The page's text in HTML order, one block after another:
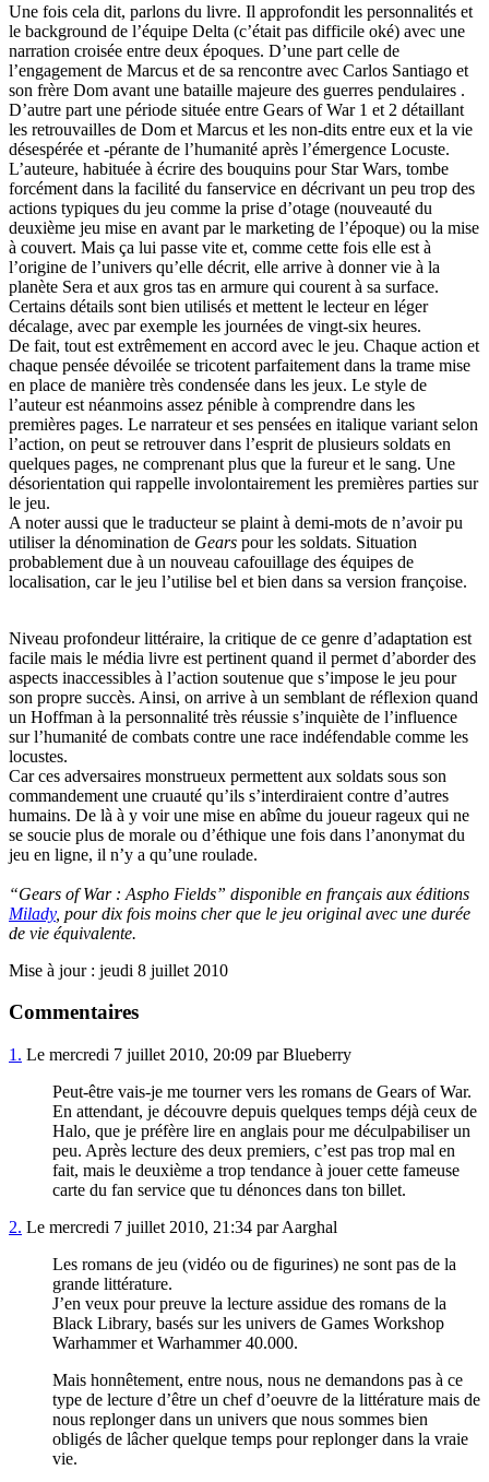
Une fois cela dit, parlons du livre. Il approfondit les personnalités et
le background de l’équipe Delta (c’était pas difficile oké) avec une
narration croisée entre deux époques. D’une part celle de
l’engagement de Marcus et de sa rencontre avec Carlos Santiago et
son frère Dom avant une bataille majeure des guerres pendulaires .
D’autre part une période située entre Gears of War 1 et 2 détaillant
les retrouvailles de Dom et Marcus et les non-dits entre eux et la vie
désespérée et -pérante de l’humanité après l’émergence Locuste.
L’auteure, habituée à écrire des bouquins pour Star Wars, tombe
forcément dans la facilité du fanservice en décrivant un peu trop des
actions typiques du jeu comme la prise d’otage (nouveauté du
deuxième jeu mise en avant par le marketing de l’époque) ou la mise
à couvert. Mais ça lui passe vite et, comme cette fois elle est à
l’origine de l’univers qu’elle décrit, elle arrive à donner vie à la
planète Sera et aux gros tas en armure qui courent à sa surface.
Certains détails sont bien utilisés et mettent le lecteur en léger
décalage, avec par exemple les journées de vingt-six heures.
De fait, tout est extrêmement en accord avec le jeu. Chaque action et
chaque pensée dévoilée se tricotent parfaitement dans la trame mise
en place de manière très condensée dans les jeux. Le style de
l’auteur est néanmoins assez pénible à comprendre dans les
premières pages. Le narrateur et ses pensées en italique variant selon
l’action, on peut se retrouver dans l’esprit de plusieurs soldats en
quelques pages, ne comprenant plus que la fureur et le sang. Une
désorientation qui rappelle involontairement les premières parties sur
le jeu.
A noter aussi que le traducteur se plaint à demi-mots de n’avoir pu
utiliser la dénomination de Gears pour les soldats. Situation
probablement due à un nouveau cafouillage des équipes de
localisation, car le jeu l’utilise bel et bien dans sa version françoise.
Niveau profondeur littéraire, la critique de ce genre d’adaptation est
facile mais le média livre est pertinent quand il permet d’aborder des
aspects inaccessibles à l’action soutenue que s’impose le jeu pour
son propre succès. Ainsi, on arrive à un semblant de réflexion quand
un Hoffman à la personnalité très réussie s’inquiète de l’influence
sur l’humanité de combats contre une race indéfendable comme les
locustes.
Car ces adversaires monstrueux permettent aux soldats sous son
commandement une cruauté qu’ils s’interdiraient contre d’autres
humains. De là à y voir une mise en abîme du joueur rageux qui ne
se soucie plus de morale ou d’éthique une fois dans l’anonymat du
jeu en ligne, il n’y a qu’une roulade.
“Gears of War : Aspho Fields” disponible en français aux éditions
Milady, pour dix fois moins cher que le jeu original avec une durée
de vie équivalente.
Mise à jour : jeudi 8 juillet 2010
Commentaires
1. Le mercredi 7 juillet 2010, 20:09 par Blueberry
Peut-être vais-je me tourner vers les romans de Gears of War.
En attendant, je découvre depuis quelques temps déjà ceux de
Halo, que je préfère lire en anglais pour me déculpabiliser un
peu. Après lecture des deux premiers, c’est pas trop mal en
fait, mais le deuxième a trop tendance à jouer cette fameuse
carte du fan service que tu dénonces dans ton billet.
2. Le mercredi 7 juillet 2010, 21:34 par Aarghal
Les romans de jeu (vidéo ou de figurines) ne sont pas de la
grande littérature.
J’en veux pour preuve la lecture assidue des romans de la
Black Library, basés sur les univers de Games Workshop
Warhammer et Warhammer 40.000.
Mais honnêtement, entre nous, nous ne demandons pas à ce
type de lecture d’être un chef d’oeuvre de la littérature mais de
nous replonger dans un univers que nous sommes bien
obligés de lâcher quelque temps pour replonger dans la vraie
vie.